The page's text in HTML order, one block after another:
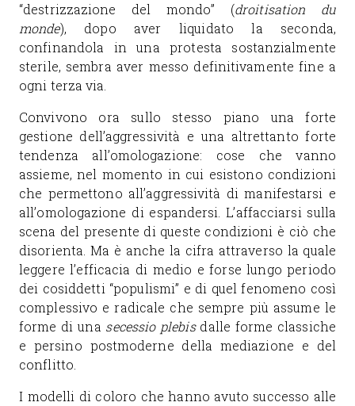
“destrizzazione del mondo” (droitisation du
monde), dopo aver liquidato la seconda,
confinandola in una protesta sostanzialmente
sterile, sembra aver messo definitivamente fine a
ogni terza via.
Convivono ora sullo stesso piano una forte
gestione dell’aggressività e una altrettanto forte
tendenza all’omologazione: cose che vanno
assieme, nel momento in cui esistono condizioni
che permettono all’aggressività di manifestarsi e
all’omologazione di espandersi. L’affacciarsi sulla
scena del presente di queste condizioni è ciò che
disorienta. Ma è anche la cifra attraverso la quale
leggere l’efficacia di medio e forse lungo periodo
dei cosiddetti “populismi” e di quel fenomeno così
complessivo e radicale che sempre più assume le
forme di una secessio plebisdalle forme classiche
e persino postmoderne della mediazione e del
conflitto.
I modelli di coloro che hanno avuto successo alle